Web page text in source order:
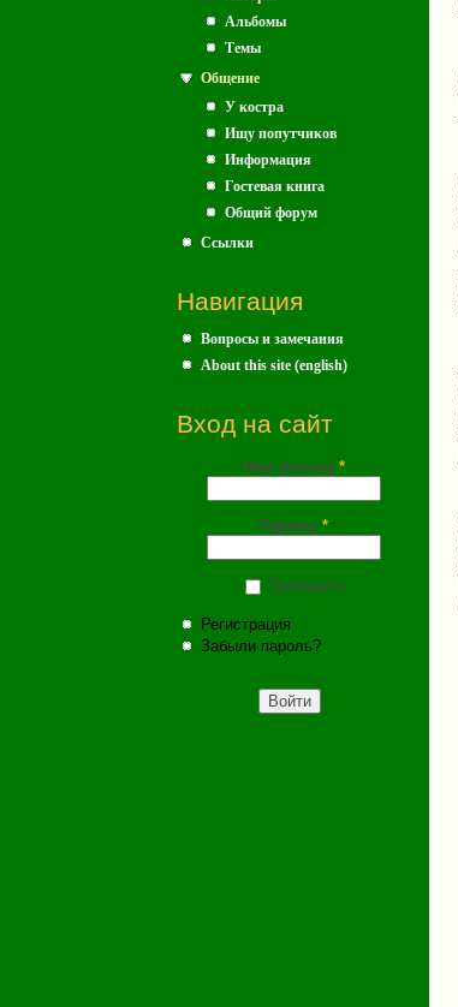
Альбомы
Темы
Общение
У костра
Ищу попутчиков
Информация
Гостевая книга
Общий форум
Ссылки
Навигация
Вопросы и замечания
About this site (english)
Вход на сайт
Имя (почта) *
Пароль *
Запомнить
Регистрация
Забыли пароль?